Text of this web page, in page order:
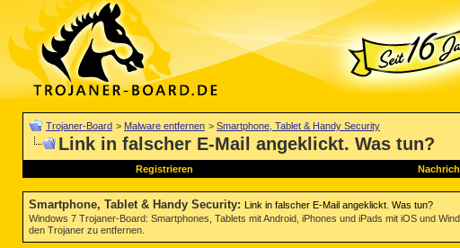
Trojaner-Board > Malware entfernen > Smartphone, Tablet & Handy Security
Link in falscher E-Mail angeklickt. Was tun?
Registrieren
Smartphone, Tablet & Handy Security: Link in falscher E-Mail angeklickt. Was tun?
Windows 7 Trojaner-Board: Smartphones, Tablets mit Android, iPhones und iPads mit iOS und
den Trojaner zu entfernen.